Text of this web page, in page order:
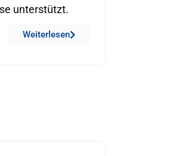
unterstützt.
Weiterlesen